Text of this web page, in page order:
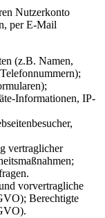
Nutzerkonto
per E-Mail
(z.B. Namen,
Informationen, IP-
vertraglicher
vorvertragliche
Berechtigte